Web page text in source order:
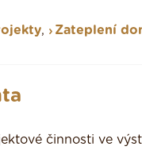
, Zateplení
činnosti ve